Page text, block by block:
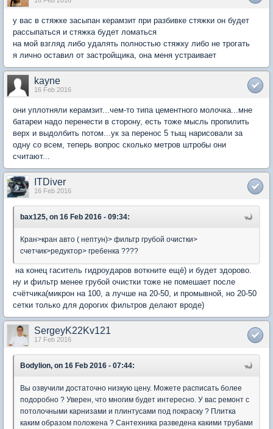
у вас в стяжке засыпан керамзит при разбивке стяжки он будет
рассыпаться и стяжка будет ломаться
на мой взгляд либо удалять полностью стяжку либо не трогать
я лично оставил от застройщика, она меня устраивает
kayne
16 Feb 2016
они уплотняли керамзит...чем-то типа цементного молочка...мне
батареи надо перенести в сторону, есть тоже мысль пропилить
верх и выдолбить потом...ук за перенос 5 тыщ нарисовали за
одну со всем, теперь вопрос сколько метров штробы они
считают...
ITDiver
16 Feb 2016
bax125, on 16 Feb 2016 - 09:34:
Кран>кран авто ( нептун)> фильтр грубой очистки>
счетчик>редуктор> гребенка ????
на конец гаситель гидроударов воткните ещё) и будет здорово.
ну и фильтр менее грубой очистки тоже не помешает после
счётчика(микрон на 100, а лучше на 20-50, и промывной, но 20-50
сетки только для дорогих фильтров делают вроде)
SergeyK22Kv121
17 Feb 2016
Bodylion, on 16 Feb 2016 - 07:44:
Вы озвучили достаточно низкую цену. Можете расписать более
подоробно ? Уверен, что многим будет интересно. У вас ремонт с
потолочными карнизами и плинтусами под покраску ? Плитка
каким образом положена ? Сантехника разведена какими трубами